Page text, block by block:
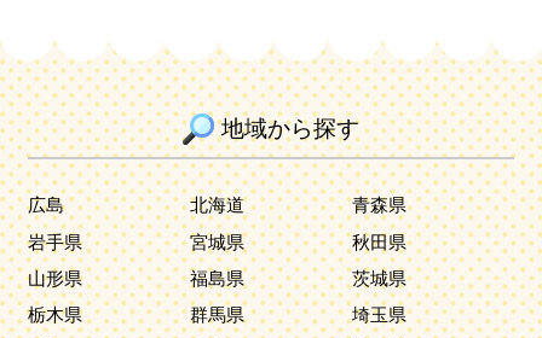
地域から探す
広島 北海道
青森県
岩手県
宮城県
秋田県
山形県
福島県
茨城県
栃木県
群馬県
埼玉県